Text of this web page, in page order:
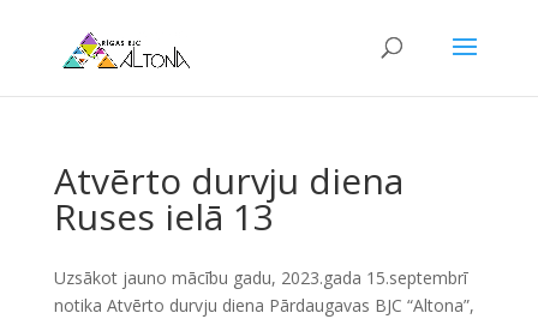
Atvērto durvju diena
Ruses ielā 13
Uzsākot jauno mācību gadu, 2023.gada 15.septembrī
notika Atvērto durvju diena Pārdaugavas BJC “Altona”,